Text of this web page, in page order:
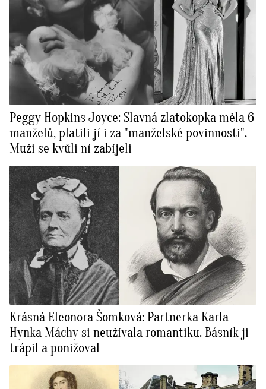
Peggy Hopkins Joyce: Slavná zlatokopka měla 6
manželů, platili jí i za "manželské povinnosti".
Muži se kvůli ní zabíjeli
Krásná Eleonora Šomková: Partnerka Karla
Hynka Máchy si neužívala romantiku. Básník ji
trápil a ponižoval